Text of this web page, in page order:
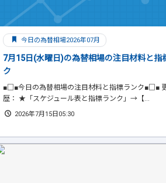
今日の為替相場2026年07月
7月15日(水曜日)の為替相場の注目材料と指
ク
■□■今日の為替相場の注目材料と指標ランク■□■
歴： ★「スケジュール表と指標ランク」→【...
2026年7月15日05:30